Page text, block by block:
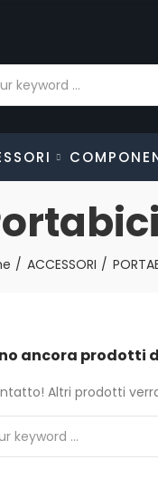
ACCESSORI
ancora prodotti
Altri prodotti